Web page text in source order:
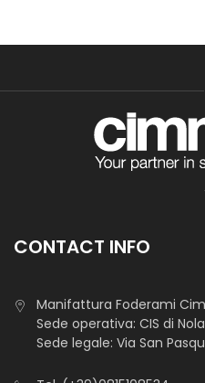
CONTACT INFO
Manifattura Foderami
Sede operativa: CIS di
Sede legale: Via San